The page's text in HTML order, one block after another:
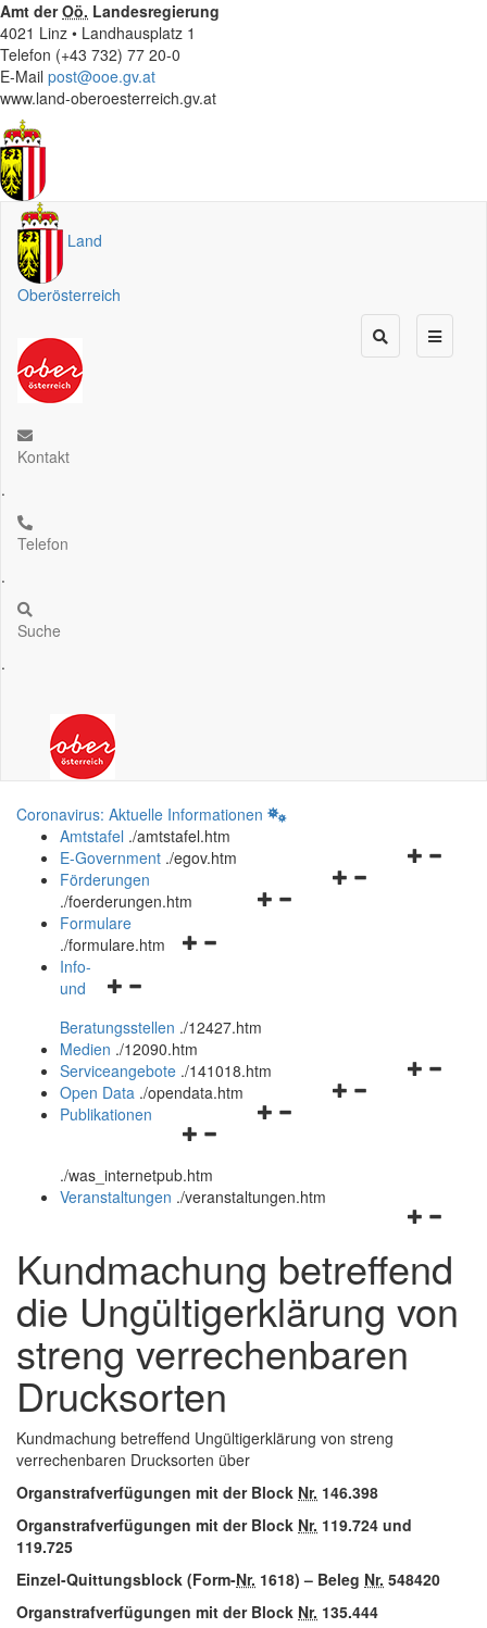
Amt derOö. Landesregierung
4021 Linz • Landhausplatz 1
Telefon (+43 732) 77 20-0
E-Mail post@ooe.gv.at
www.land-oberoesterreich.gv.at
Land
Oberösterreich
Kontakt
.
Telefon
.
Suche
.
Coronavirus: Aktuelle Informationen
Amtstafel ./amtstafel.htm
Navigationsmenü
E-Government ./egov.htm
Navigationsmenü
Förderungen
./foerderungen.htm
Navigationsmenü
Formulare
./formulare.htm
Navigationsmenü
und
schließen
Info-
und
Beratungsstellen ./12427.htm
Medien ./12090.htm
Navigationsmenü
Serviceangebote ./141018.htm
Navigationsmenü
Open Data ./opendata.htm
Navigationsmenü
und
schließen
Publikationen
./was_internetpub.htm
und
schließen
Veranstaltungen ./veranstaltungen.htm
Kundmachung betreffend
die Ungültigerklärung von
streng verrechenbaren
Drucksorten
Kundmachung betreffend Ungültigerklärung von streng
verrechenbaren Drucksorten über
Organstrafverfügungen mit der Block Nr. 146.398
Organstrafverfügungen mit der Block Nr. 119.724 und
119.725
Einzel-Quittungsblock (Form-Nr. 1618) – Beleg Nr. 548420
Organstrafverfügungen mit der Block Nr. 135.444